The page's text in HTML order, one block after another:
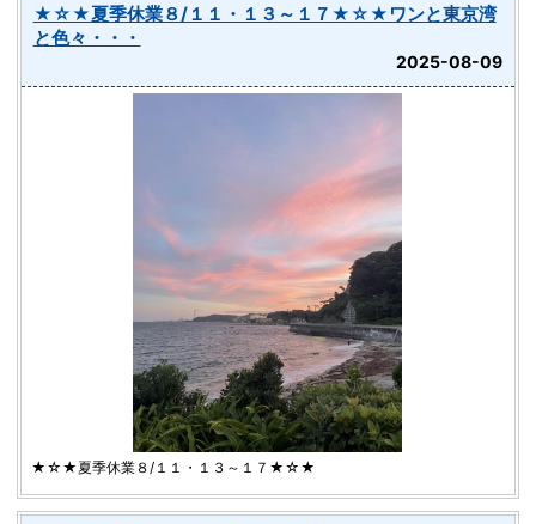
★☆★夏季休業８/１１・１３～１７★☆★ワンと東京湾
と色々・・・
2025-08-09
★☆★夏季休業８/１１・１３～１７★☆★